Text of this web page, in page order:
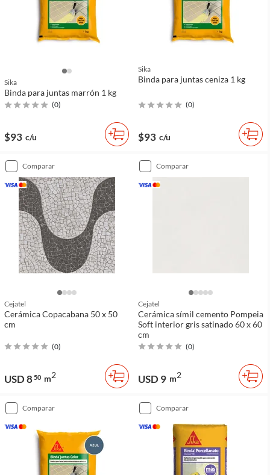
Sika
Binda para juntas marrón 1 kg
(0)
$93 c/u
Sika
Binda para juntas ceniza 1 kg
(0)
$93 c/u
comparar
Cejatel
Cerámica Copacabana 50 x 50
cm
(0)
USD 850 m2
comparar
Cejatel
Cerámica símil cemento Pompeia
Soft interior gris satinado 60 x 60
cm
(0)
USD 9 m2
comparar comparar